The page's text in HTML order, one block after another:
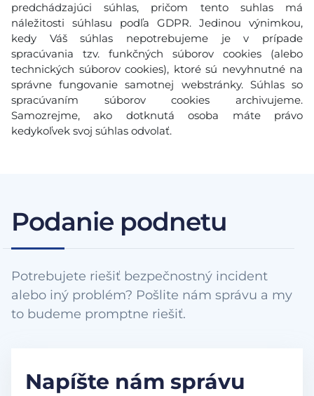
predchádzajúci súhlas, pričom tento suhlas má
náležitosti súhlasu podľa GDPR. Jedinou výnimkou,
kedy Váš súhlas nepotrebujeme je v prípade
spracúvania tzv. funkčných súborov cookies (alebo
technických súborov cookies), ktoré sú nevyhnutné na
správne fungovanie samotnej webstránky. Súhlas so
spracúvaním súborov cookies archivujeme.
Samozrejme, ako dotknutá osoba máte právo
kedykoľvek svoj súhlas odvolať.
Podanie podnetu
Potrebujete riešiť bezpečnostný incident
alebo iný problém? Pošlite nám správu a my
to budeme promptne riešiť.
Napíšte nám správu